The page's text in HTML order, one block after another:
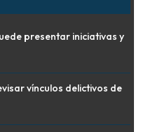
presentar iniciativas y
vínculos delictivos de